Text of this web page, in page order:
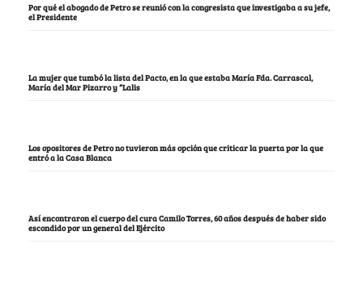
Por qué el abogado de Petro se reunió con la congresista que investigaba a su jefe,
el Presidente
La mujer que tumbó la lista del Pacto, en la que estaba María Fda. Carrascal,
María del Mar Pizarro y “Lalis
Los opositores de Petro no tuvieron más opción que criticar la puerta por la que
entró a la Casa Blanca
Así encontraron el cuerpo del cura Camilo Torres, 60 años después de haber sido
escondido por un general del Ejército